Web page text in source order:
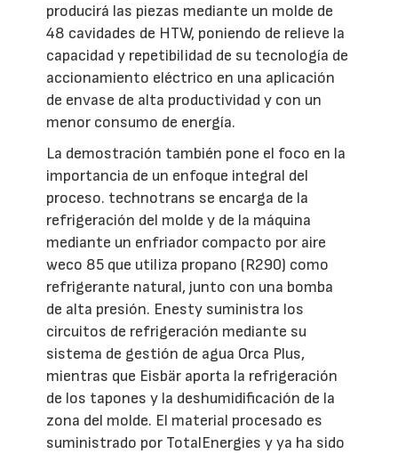
producirá las piezas mediante un molde de
48 cavidades de HTW, poniendo de relieve la
capacidad y repetibilidad de su tecnología de
accionamiento eléctrico en una aplicación
de envase de alta productividad y con un
menor consumo de energía.
La demostración también pone el foco en la
importancia de un enfoque integral del
proceso. technotrans se encarga de la
refrigeración del molde y de la máquina
mediante un enfriador compacto por aire
weco 85 que utiliza propano (R290) como
refrigerante natural, junto con una bomba
de alta presión. Enesty suministra los
circuitos de refrigeración mediante su
sistema de gestión de agua Orca Plus,
mientras que Eisbär aporta la refrigeración
de los tapones y la deshumidificación de la
zona del molde. El material procesado es
suministrado por TotalEnergies y ya ha sido